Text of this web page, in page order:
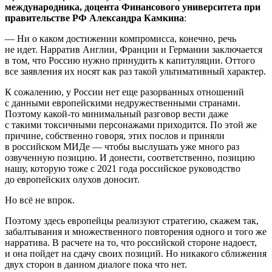
международника, доцента Финансового университета при
правительстве РФ Александра Камкина:
— Ни о каком достижении компромисса, конечно, речь
не идет. Нарратив Англии, Франции и Германии заключается
в том, что Россию нужно принудить к капитуляции. Оттого
все заявления их носят как раз такой ультимативный характер.
К сожалению, у России нет еще разорванных отношений
с данными европейскими недружественными странами.
Поэтому какой-то минимальный разговор вести даже
с такими токсичными персонажами приходится. По этой же
причине, собственно говоря, этих послов и приняли
в российском МИДе — чтобы выслушать уже много раз
озвученную позицию. И донести, соответственно, позицию
нашу, которую тоже с 2021 года российское руководство
до европейских олухов доносит.
Но всё не впрок.
Поэтому здесь европейцы реализуют стратегию, скажем так,
забалтывания и множественного повторения одного и того же
нарратива. В расчете на то, что российской стороне надоест,
и она пойдет на сдачу своих позиций. Но никакого сближения
двух сторон в данном диалоге пока что нет.